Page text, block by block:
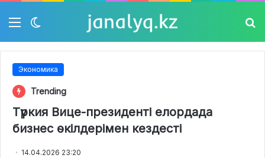
Мәзір
skin
Экономика
Trending
Түркия Вице-президенті елордада
бизнес өкілдерімен кездесті
14.04.2026 23:20